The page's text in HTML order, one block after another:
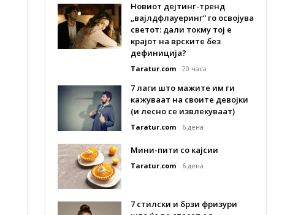
Новиот дејтинг-тренд
„вајлдфлауеринг“ го освојува
светот: дали токму тој е
крајот на врските без
дефиниција?
Taratur.com 20 часа
7 лаги што мажите им ги
кажуваат на своите девојки
(и лесно се извлекуваат)
Taratur.com 6 дена
Мини-пити со кајсии
Taratur.com 6 дена
7 стилски и брзи фризури